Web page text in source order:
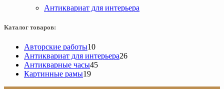
Антиквариат для интерьера
Каталог товаров:
Авторские работы1010
товаров
Антиквариат для интерьера2626
Антикварные часы4545
Картинные рамы1919